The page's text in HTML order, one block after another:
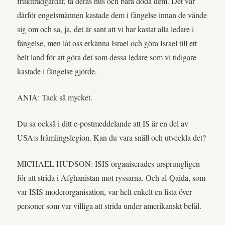
därför engelsmännen kastade dem i fängelse innan de vände
sig om och sa, ja, det är sant att vi har kastat alla ledare i
fängelse, men låt oss erkänna Israel och göra Israel till ett
helt land för att göra det som dessa ledare som vi tidigare
kastade i fängelse gjorde.
ANIA: Tack så mycket.
Du sa också i ditt e-postmeddelande att IS är en del av
USA:s främlingslegion. Kan du vara snäll och utveckla det?
MICHAEL HUDSON: ISIS organiserades ursprungligen
för att strida i Afghanistan mot ryssarna. Och al-Qaida, som
var ISIS moderorganisation, var helt enkelt en lista över
personer som var villiga att strida under amerikanskt befäl.